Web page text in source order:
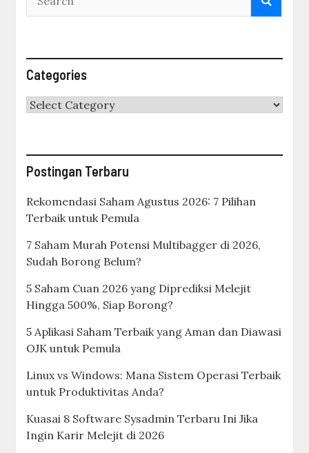
Categories
Categories
Postingan Terbaru
Rekomendasi Saham Agustus 2026: 7 Pilihan
Terbaik untuk Pemula
7 Saham Murah Potensi Multibagger di 2026,
Sudah Borong Belum?
5 Saham Cuan 2026 yang Diprediksi Melejit
Hingga 500%, Siap Borong?
5 Aplikasi Saham Terbaik yang Aman dan Diawasi
OJK untuk Pemula
Linux vs Windows: Mana Sistem Operasi Terbaik
untuk Produktivitas Anda?
Kuasai 8 Software Sysadmin Terbaru Ini Jika
Ingin Karir Melejit di 2026